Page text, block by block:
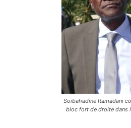
Soibahadine Ramadani
bloc fort de droite dans